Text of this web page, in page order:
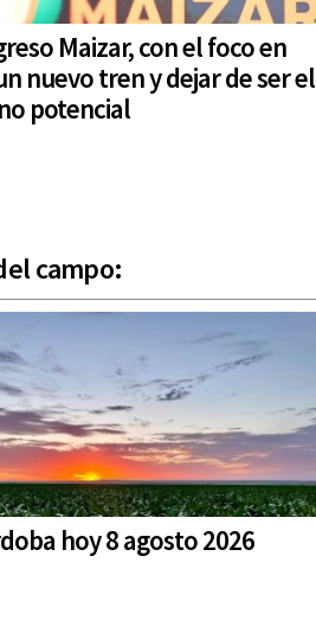
Maizar, con el foco en
nuevo tren y dejar de ser el
potencial
campo:
hoy 8 agosto 2026